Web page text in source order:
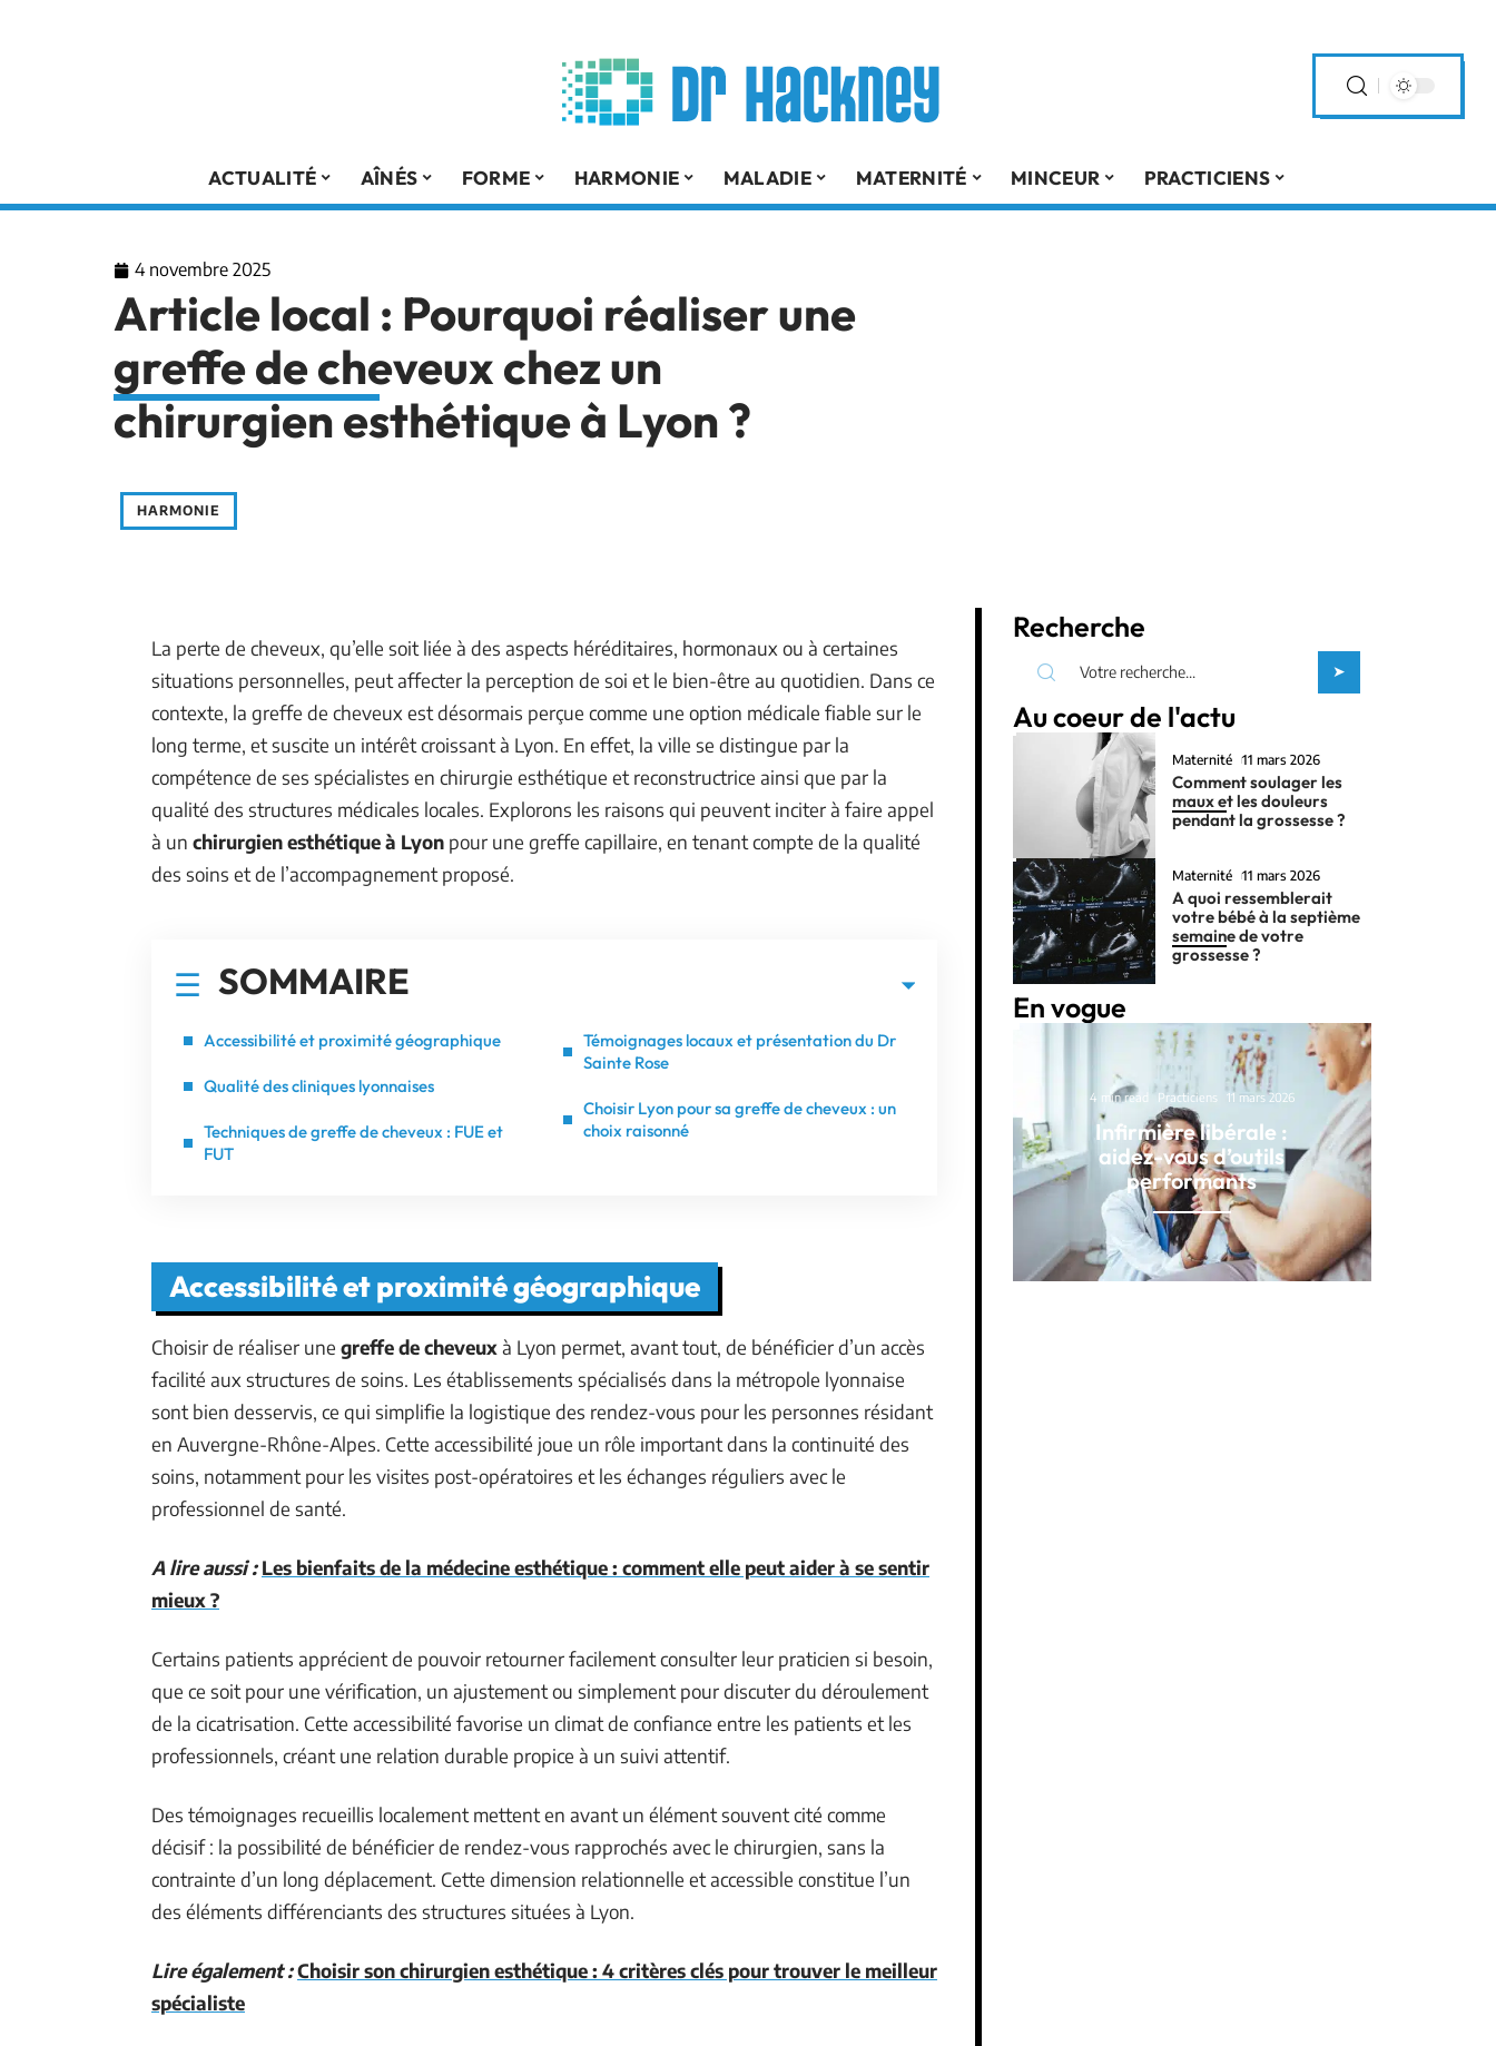
ACTUALITÉ AÎNÉS FORME HARMONIE MALADIE MATERNITÉ MINCEUR PRACTICIENS
4 novembre 2025
Article local : Pourquoi réaliser une
greffe de cheveux chez un
chirurgien esthétique à Lyon ?
HARMONIE
La perte de cheveux, qu’elle soit liée à des aspects héréditaires, hormonaux ou à certaines
situations personnelles, peut affecter la perception de soi et le bien-être au quotidien. Dans ce
contexte, la greffe de cheveux est désormais perçue comme une option médicale fiable sur le
long terme, et suscite un intérêt croissant à Lyon. En effet, la ville se distingue par la
compétence de ses spécialistes en chirurgie esthétique et reconstructrice ainsi que par la
qualité des structures médicales locales. Explorons les raisons qui peuvent inciter à faire appel
à un chirurgien esthétique à Lyon pour une greffe capillaire, en tenant compte de la qualité
des soins et de l’accompagnement proposé.
SOMMAIRE
Accessibilité et proximité géographique
Qualité des cliniques lyonnaises
Techniques de greffe de cheveux : FUE et
FUT
Témoignages locaux et présentation du Dr
Sainte Rose
Choisir Lyon pour sa greffe de cheveux : un
choix raisonné
Accessibilité et proximité géographique
Choisir de réaliser une greffe de cheveuxà Lyon permet, avant tout, de bénéficier d’un accès
facilité aux structures de soins. Les établissements spécialisés dans la métropole lyonnaise
sont bien desservis, ce qui simplifie la logistique des rendez-vous pour les personnes résidant
en Auvergne-Rhône-Alpes. Cette accessibilité joue un rôle important dans la continuité des
soins, notamment pour les visites post-opératoires et les échanges réguliers avec le
professionnel de santé.
A lire aussi : Les bienfaits de la médecine esthétique : comment elle peut aider à se sentir
mieux ?
Certains patients apprécient de pouvoir retourner facilement consulter leur praticien si besoin,
que ce soit pour une vérification, un ajustement ou simplement pour discuter du déroulement
de la cicatrisation. Cette accessibilité favorise un climat de confiance entre les patients et les
professionnels, créant une relation durable propice à un suivi attentif.
Des témoignages recueillis localement mettent en avant un élément souvent cité comme
décisif : la possibilité de bénéficier de rendez-vous rapprochés avec le chirurgien, sans la
contrainte d’un long déplacement. Cette dimension relationnelle et accessible constitue l’un
des éléments différenciants des structures situées à Lyon.
Lire également :Choisir son chirurgien esthétique : 4 critères clés pour trouver le meilleur
spécialiste
Recherche
Au coeur de l'actu
Maternité 11 mars 2026
Comment soulager les
maux et les douleurs
pendant la grossesse ?
Maternité 11 mars 2026
A quoi ressemblerait
votre bébé à la septième
semaine de votre
grossesse ?
En vogue
4 min read Practiciens 11 mars 2026
Infirmière libérale :
aidez-vous d’outils
performants